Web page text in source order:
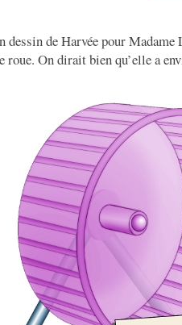
dessin de Harvée pour
roue. On dirait bien qu’elle a